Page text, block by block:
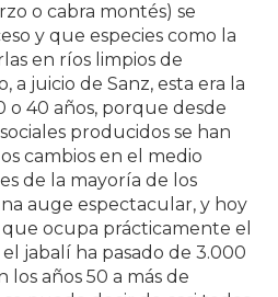
o cabra montés) se
y que especies como la
en ríos limpios de
a juicio de Sanz, esta era la
o 40 años, porque desde
producidos se han
cambios en el medio
de la mayoría de los
auge espectacular, y hoy
ocupa prácticamente el
jabalí ha pasado de 3.000
los años 50 a más de